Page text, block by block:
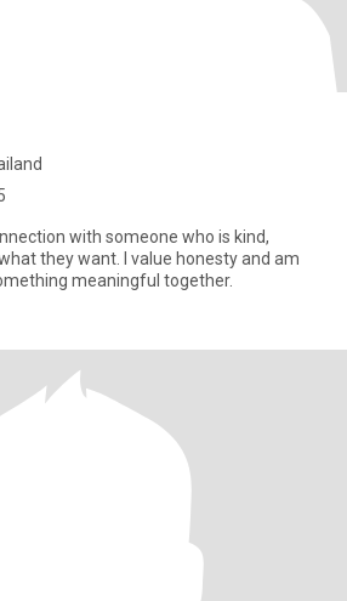
with someone who is kind,
they want. I value honesty and am
meaningful together.